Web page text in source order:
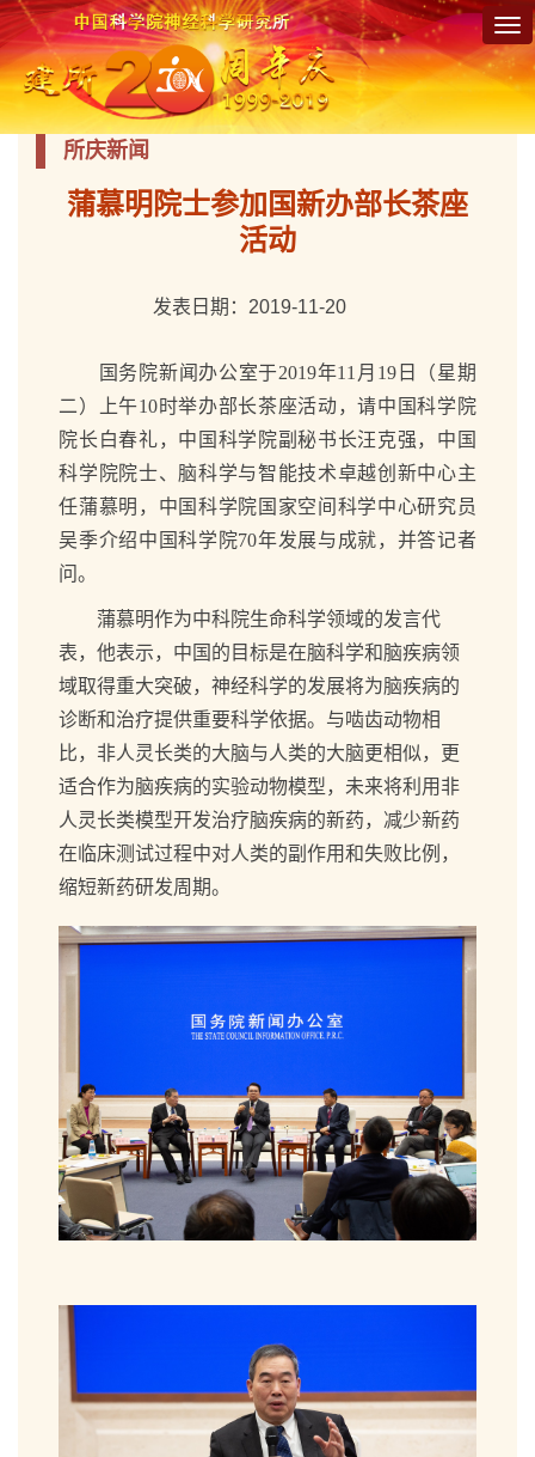
所庆新闻
蒲慕明院士参加国新办部长茶座
活动
发表日期：2019-11-20
国务院新闻办公室于2019年11 月 19日（星期
二）上午10时举办部长茶座活动，请中国科学院
院长白春礼，中国科学院副秘书长汪克强，中国
科学院院士、脑科学与智能技术卓越创新中心主
任蒲慕明，中国科学院国家空间科学中心研究员
吴季介绍中国科学院70年发展与成就，并答记者
问。
蒲慕明作为中科院生命科学领域的发言代
表，他表示，中国的目标是在脑科学和脑疾病领
域取得重大突破，神经科学的发展将为脑疾病的
诊断和治疗提供重要科学依据。与啮齿动物相
比，非人灵长类的大脑与人类的大脑更相似，更
适合作为脑疾病的实验动物模型，未来将利用非
人灵长类模型开发治疗脑疾病的新药，减少新药
在临床测试过程中对人类的副作用和失败比例，
缩短新药研发周期。